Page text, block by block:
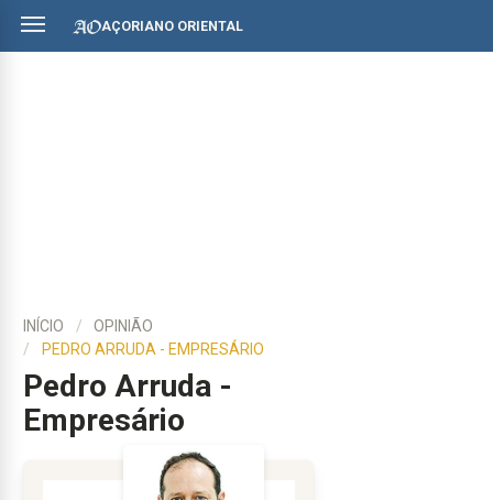
AÇORIANO ORIENTAL
INÍCIO
OPINIÃO
PEDRO ARRUDA - EMPRESÁRIO
Pedro Arruda -
Empresário